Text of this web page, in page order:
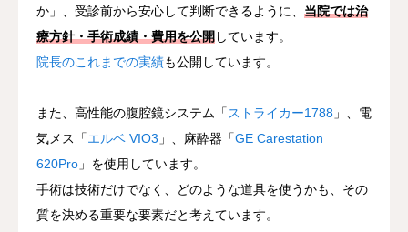
か」、受診前から安心して判断できるように、 当院では治
療方針・手術成績・費用を公開しています。
院長のこれまでの実績も公開しています。
また、高性能の腹腔鏡システム「 ストライカー1788 」、電
気メス「エルベ VIO3 」、麻酔器「GE Carestation
620Pro 」を使用しています。
手術は技術だけでなく、どのような道具を使うかも、その
質を決める重要な要素だと考えています。